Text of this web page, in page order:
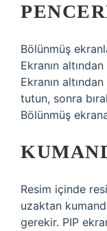
Bölünmüş
Ekranın
Ekranın
tutun, sonra
Bölünmüş
Resim içinde
uzaktan
gerekir. PIP